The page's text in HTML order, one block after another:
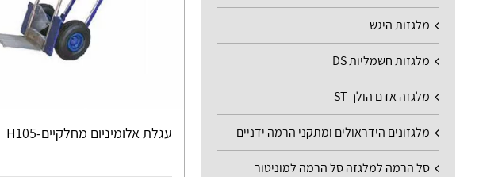
עגלת אלומיניום מחלקיים-H105
מלגזות היגש
מלגזות חשמליות DS
מלגזה אדם הולך ST
מלגזונים הידראולים ומתקני הרמה ידניים
סל הרמה למלגזה סל הרמה למוניטור